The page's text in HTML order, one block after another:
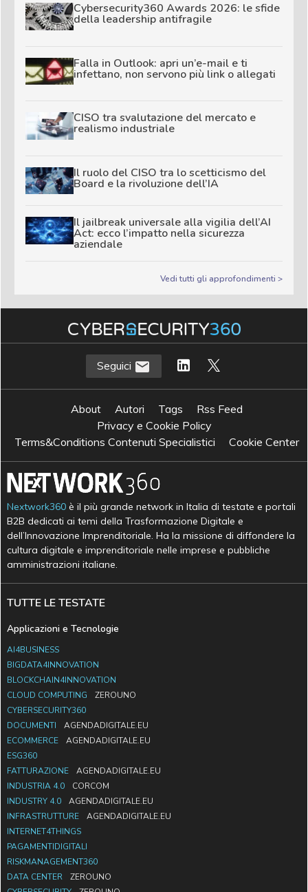
Cybersecurity360 Awards 2026: le sfide
della leadership antifragile
Falla in Outlook: apri un’e-mail e ti
infettano, non servono più link o allegati
CISO tra svalutazione del mercato e
realismo industriale
Il ruolo del CISO tra lo scetticismo del
Board e la rivoluzione dell’IA
Il jailbreak universale alla vigilia dell’AI
Act: ecco l’impatto nella sicurezza
aziendale
Vedi tutti gli approfondimenti >
Seguici
About Autori Tags
Rss Feed
Privacy e Cookie Policy
Terms&Conditions Contenuti Specialistici
Cookie Center
Nextwork360 è il più grande network in Italia di testate e portali
B2B dedicati ai temi della Trasformazione Digitale e
dell’Innovazione Imprenditoriale. Ha la missione di diffondere la
cultura digitale e imprenditoriale nelle imprese e pubbliche
amministrazioni italiane.
TUTTE LE TESTATE
Applicazioni e Tecnologie
AI4BUSINESS
BIGDATA4INNOVATION
BLOCKCHAIN4INNOVATION
CLOUD COMPUTING
ZEROUNO
CYBERSECURITY360
DOCUMENTI
AGENDADIGITALE.EU
ECOMMERCE
AGENDADIGITALE.EU
ESG360
FATTURAZIONE
AGENDADIGITALE.EU
INDUSTRIA 4.0
CORCOM
INDUSTRY 4.0
AGENDADIGITALE.EU
INFRASTRUTTURE
AGENDADIGITALE.EU
INTERNET4THINGS
PAGAMENTIDIGITALI
RISKMANAGEMENT360
DATA CENTER
ZEROUNO